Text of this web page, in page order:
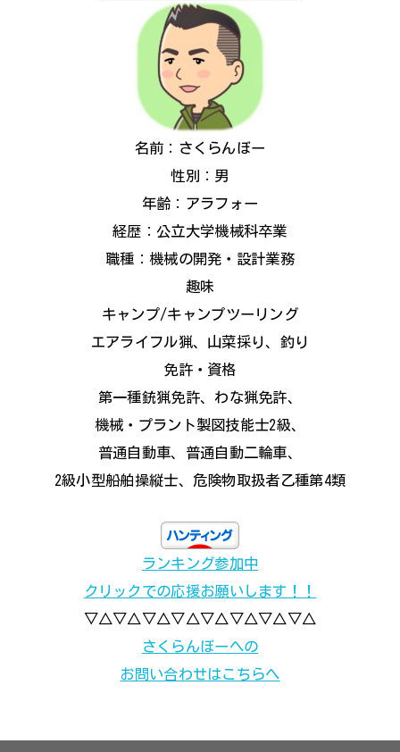
名前：さくらんぼー
性別：男
年齢：アラフォー
経歴：公立大学機械科卒業
職種：機械の開発・設計業務
趣味
キャンプ/キャンプツーリング
エアライフル猟、山菜採り、釣り
免許・資格
第一種銃猟免許、わな猟免許、
機械・プラント製図技能士2級、
普通自動車、普通自動二輪車、
2級小型船舶操縦士、危険物取扱者乙種第4類
ランキング参加中
クリックでの応援お願いします！！
▽△▽△▽△▽△▽△▽△▽△▽△
さくらんぼーへの
お問い合わせはこちらへ